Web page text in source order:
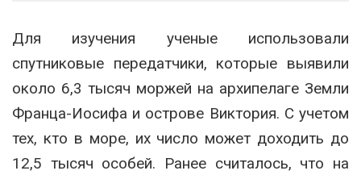
Для изучения ученые использовали
спутниковые передатчики, которые выявили
около 6,3 тысяч моржей на архипелаге Земли
Франца-Иосифа и острове Виктория. С учетом
тех, кто в море, их число может доходить до
12,5 тысяч особей. Ранее считалось, что на